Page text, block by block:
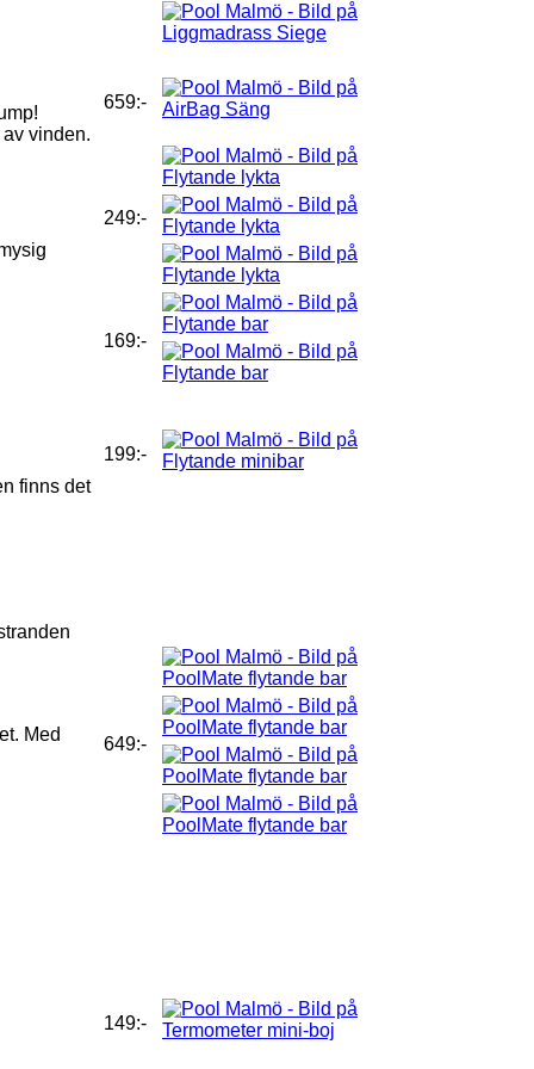
vinden.
659:-
249:-
169:-
finns det
199:-
Med 649:-
149:-